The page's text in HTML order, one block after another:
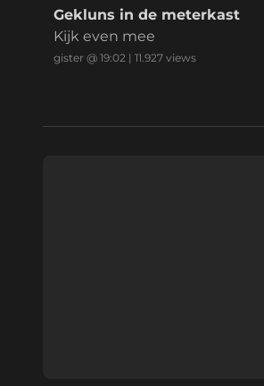
Gekluns in de meterkast
Kijk even mee
gister @ 19:02 | 11.927 views